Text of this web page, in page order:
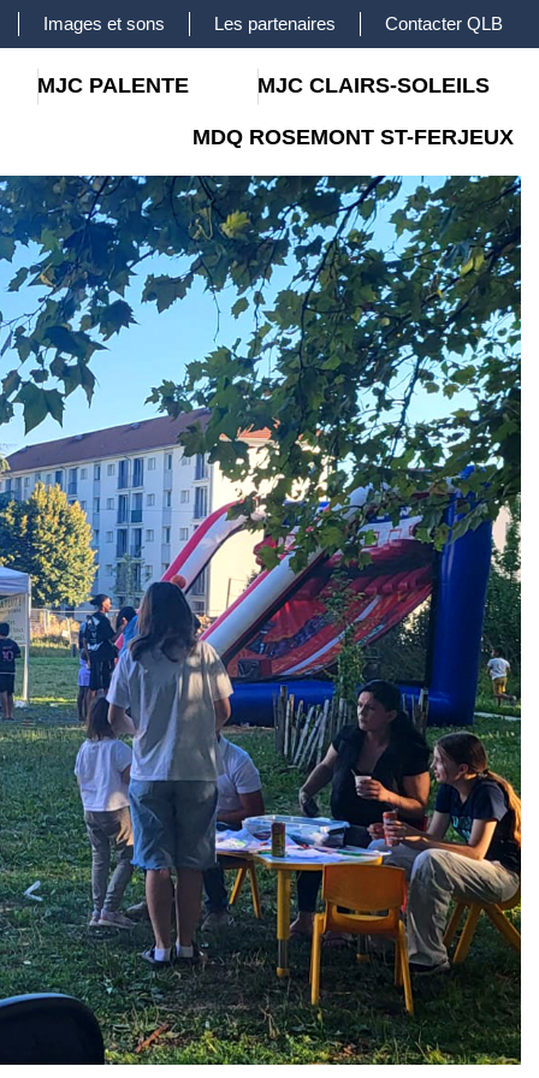
Images et sons Les partenaires Contacter QLB
MJC PALENTE MJC CLAIRS-SOLEILS
MDQ ROSEMONT ST-FERJEUX